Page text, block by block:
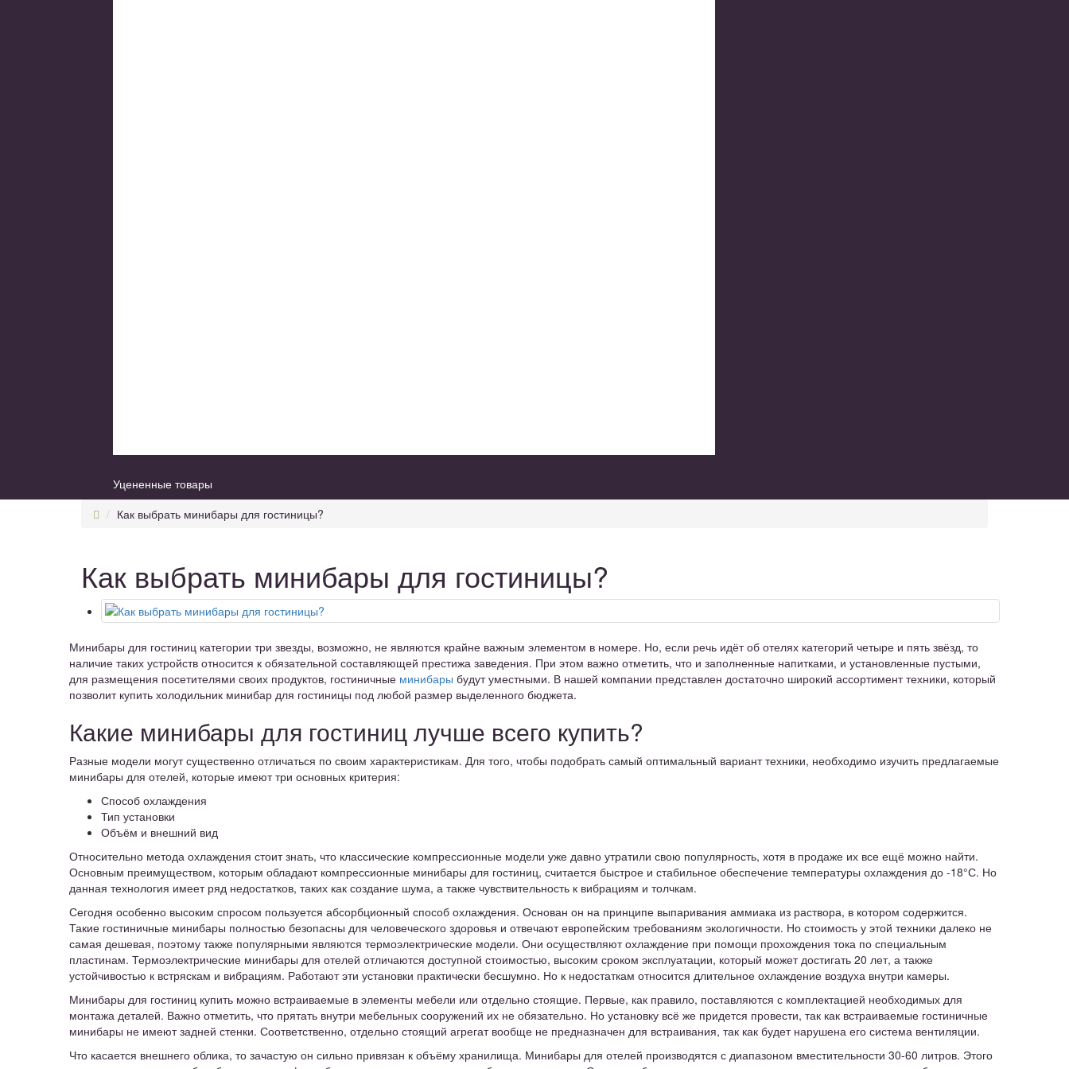
Уцененные товары
Как выбрать минибары для гостиницы?
Как выбрать минибары для гостиницы?
Минибары для гостиниц категории три звезды, возможно, не являются крайне важным элементом в номере. Но, если речь идёт об отелях категорий четыре и пять звёзд, то
наличие таких устройств относится к обязательной составляющей престижа заведения. При этом важно отметить, что и заполненные напитками, и установленные пустыми,
для размещения посетителями своих продуктов, гостиничные минибары будут уместными. В нашей компании представлен достаточно широкий ассортимент техники, который
позволит купить холодильник минибар для гостиницы под любой размер выделенного бюджета.
Какие минибары для гостиниц лучше всего купить?
Разные модели могут существенно отличаться по своим характеристикам. Для того, чтобы подобрать самый оптимальный вариант техники, необходимо изучить предлагаемые
минибары для отелей, которые имеют три основных критерия:
Способ охлаждения
Тип установки
Объём и внешний вид
Относительно метода охлаждения стоит знать, что классические компрессионные модели уже давно утратили свою популярность, хотя в продаже их все ещё можно найти.
Основным преимуществом, которым обладают компрессионные минибары для гостиниц, считается быстрое и стабильное обеспечение температуры охлаждения до -18°С. Но
данная технология имеет ряд недостатков, таких как создание шума, а также чувствительность к вибрациям и толчкам.
Сегодня особенно высоким спросом пользуется абсорбционный способ охлаждения. Основан он на принципе выпаривания аммиака из раствора, в котором содержится.
Такие гостиничные минибары полностью безопасны для человеческого здоровья и отвечают европейским требованиям экологичности. Но стоимость у этой техники далеко не
самая дешевая, поэтому также популярными являются термоэлектрические модели. Они осуществляют охлаждение при помощи прохождения тока по специальным
пластинам. Термоэлектрические минибары для отелей отличаются доступной стоимостью, высоким сроком эксплуатации, который может достигать 20 лет, а также
устойчивостью к встряскам и вибрациям. Работают эти установки практически бесшумно. Но к недостаткам относится длительное охлаждение воздуха внутри камеры.
Минибары для гостиниц купить можно встраиваемые в элементы мебели или отдельно стоящие. Первые, как правило, поставляются с комплектацией необходимых для
монтажа деталей. Важно отметить, что прятать внутри мебельных сооружений их не обязательно. Но установку всё же придется провести, так как встраиваемые гостиничные
минибары не имеют задней стенки. Соответственно, отдельно стоящий агрегат вообще не предназначен для встраивания, так как будет нарушена его система вентиляции.
Что касается внешнего облика, то зачастую он сильно привязан к объёму хранилища. Минибары для отелей производятся с диапазоном вместительности 30-60 литров. Этого